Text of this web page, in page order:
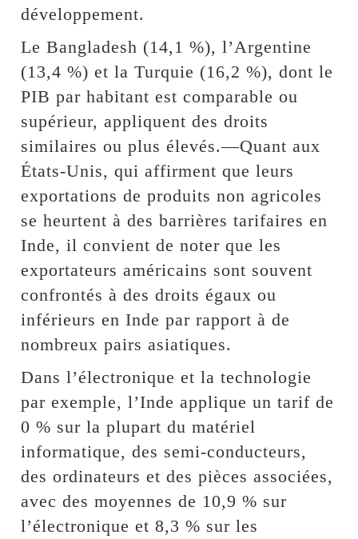
développement.
Le Bangladesh (14,1 %), l’Argentine
(13,4 %) et la Turquie (16,2 %), dont le
PIB par habitant est comparable ou
supérieur, appliquent des droits
similaires ou plus élevés.—Quant aux
États-Unis, qui affirment que leurs
exportations de produits non agricoles
se heurtent à des barrières tarifaires en
Inde, il convient de noter que les
exportateurs américains sont souvent
confrontés à des droits égaux ou
inférieurs en Inde par rapport à de
nombreux pairs asiatiques.
Dans l’électronique et la technologie
par exemple, l’Inde applique un tarif de
0 % sur la plupart du matériel
informatique, des semi-conducteurs,
des ordinateurs et des pièces associées,
avec des moyennes de 10,9 % sur
l’électronique et 8,3 % sur les